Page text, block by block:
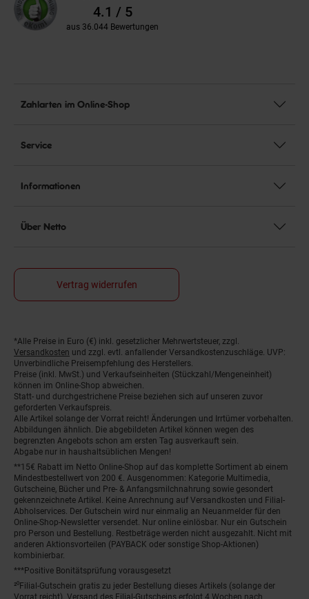
Bewertungen4.1 / 5
aus 36.044 Bewertungen
Zahlarten im Online-Shop
Service
Informationen
Über Netto
Vertrag widerrufen
Fußnoten
*Alle Preise in Euro (€) inkl. gesetzlicher Mehrwertsteuer, zzgl.
Versandkosten und zzgl. evtl. anfallender Versandkostenzuschläge. UVP:
Unverbindliche Preisempfehlung des Herstellers.
Preise (inkl. MwSt.) und Verkaufseinheiten (Stückzahl/Mengeneinheit)
können im Online-Shop abweichen.
Statt- und durchgestrichene Preise beziehen sich auf unseren zuvor
geforderten Verkaufspreis.
Alle Artikel solange der Vorrat reicht! Änderungen und Irrtümer vorbehalten.
Abbildungen ähnlich. Die abgebildeten Artikel können wegen des
begrenzten Angebots schon am ersten Tag ausverkauft sein.
Abgabe nur in haushaltsüblichen Mengen!
**15€ Rabatt im Netto Online-Shop auf das komplette Sortiment ab einem
Mindestbestellwert von 200 €. Ausgenommen: Kategorie Multimedia,
Gutscheine, Bücher und Pre- & Anfangsmilchnahrung sowie gesondert
gekennzeichnete Artikel. Keine Anrechnung auf Versandkosten und Filial-
Abholservices. Der Gutschein wird nur einmalig an Neuanmelder für den
Online-Shop-Newsletter versendet. Nur online einlösbar. Nur ein Gutschein
pro Person und Bestellung. Restbeträge werden nicht ausgezahlt. Nicht mit
anderen Aktionsvorteilen (PAYBACK oder sonstige Shop-Aktionen)
kombinierbar.
***Positive Bonitätsprüfung vorausgesetzt
²⁰Filial-Gutschein gratis zu jeder Bestellung dieses Artikels (solange der
Vorrat reicht). Versand des Filial-Gutscheins erfolgt 4 Wochen nach